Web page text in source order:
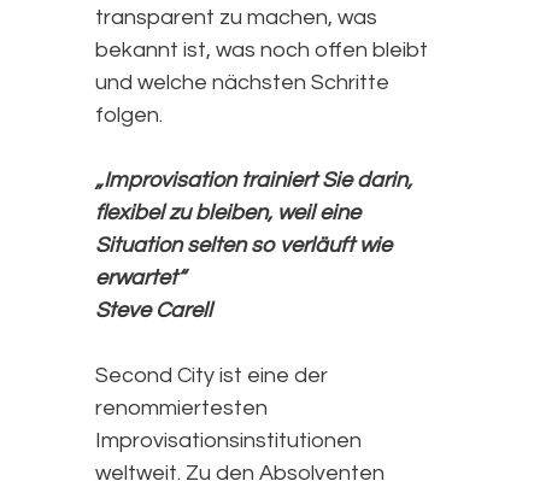
transparent zu machen, was
bekannt ist, was noch offen bleibt
und welche nächsten Schritte
folgen.
„Improvisation trainiert Sie darin,
flexibel zu bleiben, weil eine
Situation selten so verläuft wie
erwartet“
Steve Carell
Second City ist eine der
renommiertesten
Improvisationsinstitutionen
weltweit. Zu den Absolventen